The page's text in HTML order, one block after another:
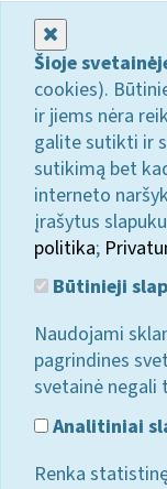
Šioje
cookies).
ir jiems nėra
galite sutikti ir
sutikimą bet
interneto
įrašytus
politika;
Būtinieji
Naudojami
pagrindines
svetainė negali
Analitiniai
Renka